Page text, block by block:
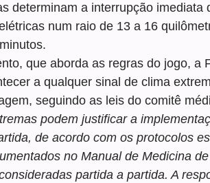
determinam a interrupção imediata
num raio de 13 a 16
que aborda as regras do jogo, a
a qualquer sinal de clima
seguindo as leis do comitê
podem justificar a
de acordo com os protocolos
no Manual de Medicina
partida a partida. A